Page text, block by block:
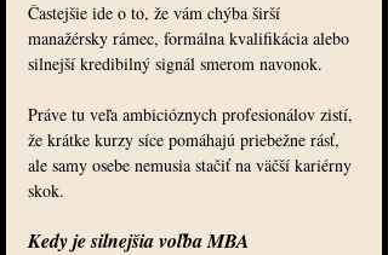
Častejšie ide o to, že vám chýba širší
manažérsky rámec, formálna kvalifikácia alebo
silnejší kredibilný signál smerom navonok.
Práve tu veľa ambicióznych profesionálov zistí,
že krátke kurzy síce pomáhajú priebežne rásť,
ale samy osebe nemusia stačiť na väčší kariérny
skok.
Kedy je silnejšia voľba MBA